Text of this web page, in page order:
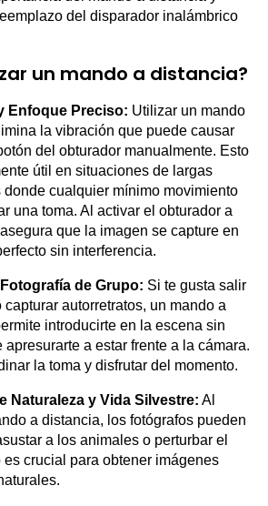
del disparador inalámbrico
un mando a distancia?
Enfoque Preciso: Utilizar un mando
la vibración que puede causar
del obturador manualmente. Esto
útil en situaciones de largas
cualquier mínimo movimiento
una toma. Al activar el obturador a
que la imagen se capture en
sin interferencia.
de Grupo: Si te gusta salir
capturar autorretratos, un mando a
introducirte en la escena sin
apresurarte a estar frente a la cámara.
la toma y disfrutar del momento.
Naturaleza y Vida Silvestre: Al
a distancia, los fotógrafos pueden
a los animales o perturbar el
es crucial para obtener imágenes